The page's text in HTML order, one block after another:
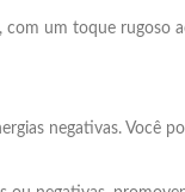
com um toque rugoso
negativas. Você